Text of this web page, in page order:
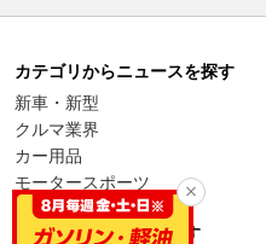
カテゴリからニュースを探す
新車・新型
クルマ業界
カー用品
モータースポーツ
車種からニュースを探す